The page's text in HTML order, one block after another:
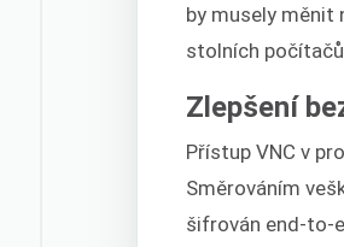
by musely měnit
stolních
Zlepšení
Přístup VNC v
Směrováním
šifrován end-to-